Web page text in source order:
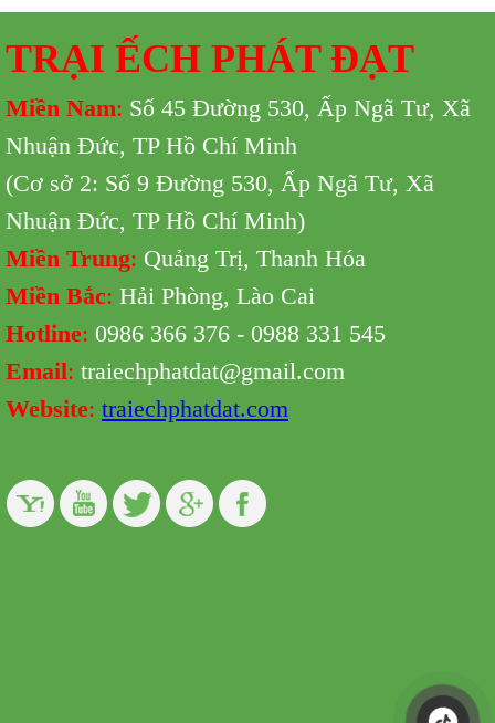
TRẠI ẾCH PHÁT ĐẠT
Miền Nam: Số 45 Đường 530, Ấp Ngã Tư, Xã
Nhuận Đức, TP Hồ Chí Minh
(Cơ sở 2: Số 9 Đường 530, Ấp Ngã Tư, Xã
Nhuận Đức, TP Hồ Chí Minh)
Miền Trung: Quảng Trị, Thanh Hóa
Miền Bắc: Hải Phòng, Lào Cai
Hotline: 0986 366 376 - 0988 331 545
Email: traiechphatdat@gmail.com
Website: traiechphatdat.com